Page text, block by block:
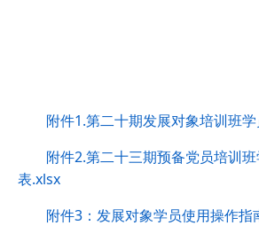
附件1.第二十期发展对象培训班
附件2.第二十三期预备党员培训
表.xlsx
附件3：发展对象学员使用操作